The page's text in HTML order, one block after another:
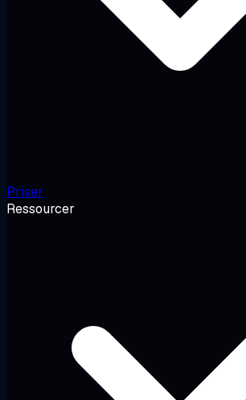
Priser
Ressourcer